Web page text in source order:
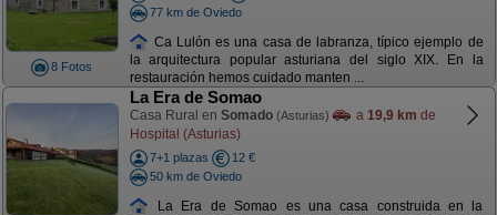
8 Fotos
77 km de Oviedo
Ca Lulón es una casa de labranza, típico ejemplo de
la arquitectura popular asturiana del siglo XIX. En la
restauración hemos cuidado manten ...
La Era de Somao
Casa Rural en Somado (Asturias) a 19,9 km de
Hospital (Asturias)
7+1 plazas
12 €
50 km de Oviedo
La Era de Somao es una casa construida en la